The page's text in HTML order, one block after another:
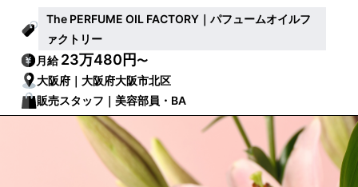
The PERFUME OIL FACTORY｜パフュームオイルフ
ァクトリー
月給23万480円〜
大阪府｜大阪府大阪市北区
販売スタッフ｜美容部員・BA